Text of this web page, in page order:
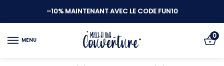
–10% MAINTENANT AVEC LE CODE FUN10
MENU
0